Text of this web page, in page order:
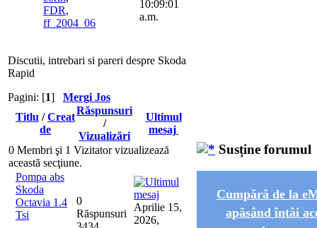
FDR,
ff_2004_06
10:09:01
a.m.
Discutii, intrebari si pareri despre Skoda
Rapid
Pagini: [1] Mergi Jos
Titlu /Creat
de
Răspunsuri
/
Vizualizări
Ultimul
mesaj
0 Membri şi 1 Vizitator vizualizează
această secţiune.
Pompa abs
Skoda
Octavia 1.4
Tsi
0
Răspunsuri
Aprilie 15,
2026,
Susține forumul
Cumpără de la
apăsând întâi